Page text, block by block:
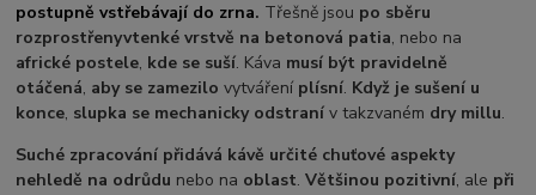
postupně vstřebávají do zrna. Třešně jsou po sběru
rozprostřenyvtenké vrstvě na betonová patia, nebo na
africké postele, kde se suší. Káva musí být pravidelně
otáčená, aby se zamezilo vytváření plísní. Když je sušení u
konce, slupka se mechanicky odstraní v takzvaném dry millu.
Suché zpracování přidává kávě určité chuťové aspekty
nehledě na odrůdu nebo na oblast.Většinou pozitivní, ale při